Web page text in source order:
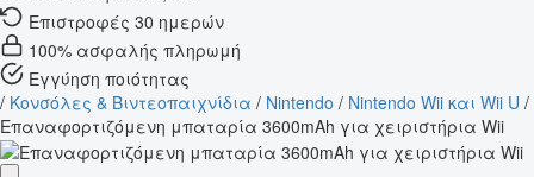
Επιστροφές 30 ημερών
100% ασφαλής πληρωμή
Εγγύηση ποιότητας
/ Κονσόλες & Βιντεοπαιχνίδια / Nintendo / Nintendo Wii και Wii U /
Επαναφορτιζόμενη μπαταρία 3600mAh για χειριστήρια Wii